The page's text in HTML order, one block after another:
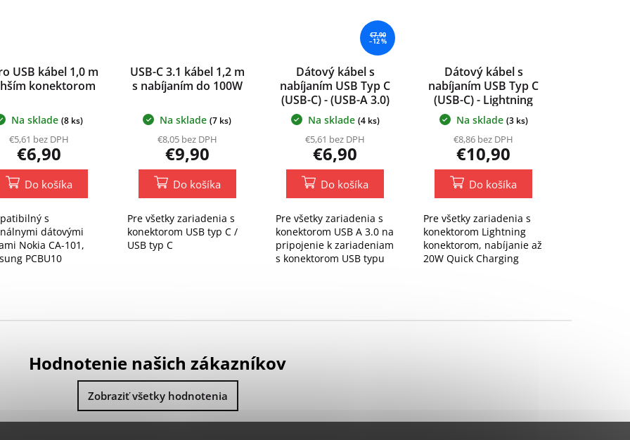
USB kábel 1,0 m
konektorom
Na sklade (8 ks)
€5,61 bez DPH
€6,90
Do košíka
s
dátovými
Nokia CA-101,
PCBU10
USB-C 3.1 kábel 1,2 m
s nabíjaním do 100W
Na sklade (7 ks)
€8,05 bez DPH
€9,90
Do košíka
Pre všetky zariadenia s
konektorom USB typ C /
USB typ C
€7,90
–12 %
Dátový kábel s
nabíjaním USB Typ C
(USB-C) - (USB-A 3.0)
Na sklade (4 ks)
€5,61 bez DPH
€6,90
Do košíka
Pre všetky zariadenia s
konektorom USB A 3.0 na
pripojenie k zariadeniam
s konektorom USB typu
Dátový kábel s
nabíjaním USB Typ C
(USB-C) - Lightning
(iPhone) 200 cm
Baseus 20W
Na sklade (3 ks)
€8,86 bez DPH
€10,90
Do košíka
Pre všetky zariadenia s
konektorom Lightning
konektorom, nabíjanie až
20W Quick Charging
Hodnotenie našich zákazníkov
Zobraziť všetky hodnotenia